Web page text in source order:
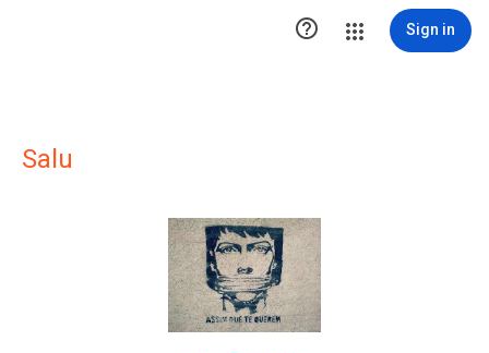
 Sign in
Salu